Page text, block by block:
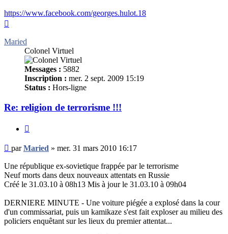
https://www.facebook.com/georges.hulot.18
Maried
Colonel Virtuel
Messages : 5882
Inscription : mer. 2 sept. 2009 15:19
Status : Hors-ligne
Re: religion de terrorisme !!!
Message
non
lu
parMaried » mer. 31 mars 2010 16:17
Une république ex-sovietique frappée par le terrorisme
Neuf morts dans deux nouveaux attentats en Russie
Créé le 31.03.10 à 08h13 Mis à jour le 31.03.10 à 09h04
DERNIERE MINUTE - Une voiture piégée a explosé dans la cour
d'un commissariat, puis un kamikaze s'est fait exploser au milieu des
policiers enquêtant sur les lieux du premier attentat...